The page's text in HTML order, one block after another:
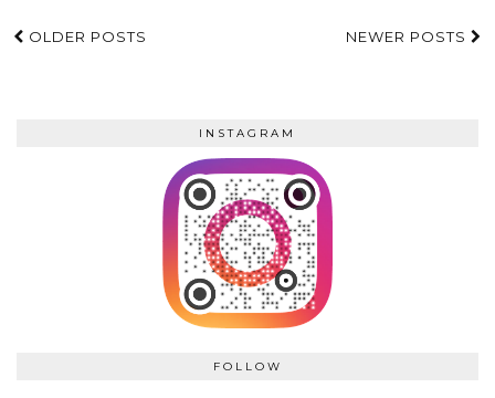
OLDER POSTS NEWER POSTS
INSTAGRAM
FOLLOW